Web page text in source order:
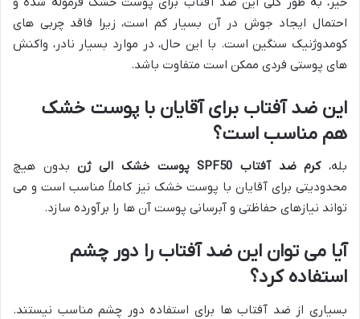
احتمال ایجاد جوش در آن بسیار کم است، زیرا فاقد چربی های
کومدوژنیک سنگین است. با این حال، در موارد بسیار نادر، واکنش
های پوستی فردی ممکن است متفاوت باشد.
این ضد آفتاب برای آقایان با پوست خشک
هم مناسب است؟
بله،کرم ضد آفتاب SPF50 پوست خشک الی ژن
بدون هیچ
محدودیتی برای آقایان با پوست خشک نیز کاملاً مناسب است و می
تواند نیازهای حفاظتی و آبرسانی پوست آن ها را برآورده سازد.
آیا می توان این ضد آفتاب را دور چشم
استفاده کرد؟
بسیاری از ضد آفتاب ها برای استفاده دور چشم مناسب نیستند.